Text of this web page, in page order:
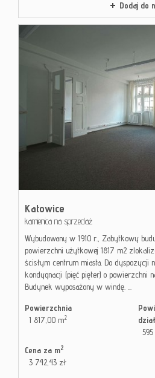
Dodaj do
Katowice
kamienica na sprzedaż
Wybudowany w 1910 r., Zabytkowy
powierzchni użytkowej 1817 m2
ścisłym centrum miasta. Do dyspozycji
kondygnacji (pięć pięter) o powierzchni
Budynek wyposażony w windę. ...
Powierzchnia
1 817,00 m2
Cena za m2
3 742,43 zł